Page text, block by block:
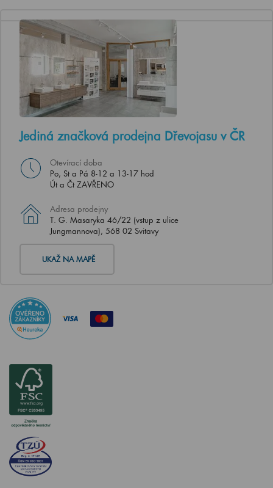
Jediná značková prodejna Dřevojasu v ČR
Otevírací doba
Po, St a Pá 8-12 a 13-17 hod
Út a Čt ZAVŘENO
Adresa prodejny
T. G. Masaryka 46/22 (vstup z ulice
Jungmannova), 568 02 Svitavy
UKAŽ NA MAPĚ